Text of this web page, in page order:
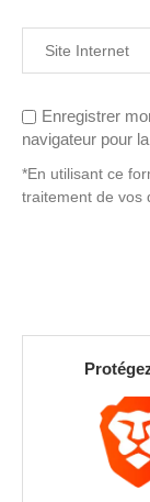
Enregistrer
navigateur pour
*En utilisant ce
traitement de vos